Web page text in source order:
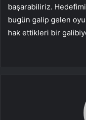
başarabiliriz.
bugün galip gelen
hak ettikleri bir